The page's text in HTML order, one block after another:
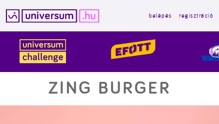
tartalomba
belépés regisztráció
ZING BURGER